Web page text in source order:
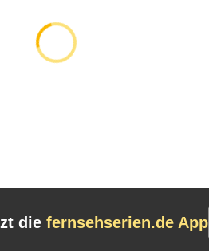
die fernsehserien.de App